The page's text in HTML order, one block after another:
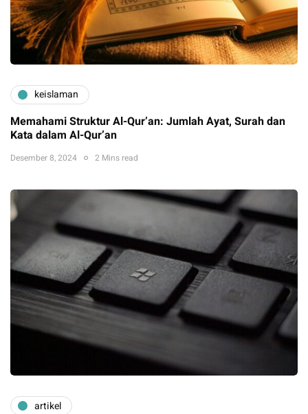
keislaman
Memahami Struktur Al-Qur’an: Jumlah Ayat, Surah dan
Kata dalam Al-Qur’an
Desember 8, 2024 2 Mins read
artikel